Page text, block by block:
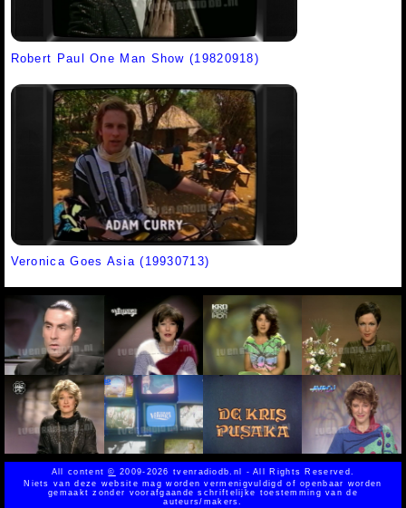
Robert Paul One Man Show (19820918)
Veronica Goes Asia (19930713)
All content© 2009-2026 tvenradiodb.nl - All Rights Reserved.
Niets van deze website mag worden vermenigvuldigd of openbaar worden
gemaakt zonder voorafgaande schriftelijke toestemming van de
auteurs/makers.